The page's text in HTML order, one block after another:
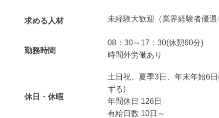
求める人材 未経験大歓迎（業界経験者優
勤務時間
08：30～17：30(休憩60分)
時間外労働あり
休日・休暇
土日祝、夏季3日、年末年始6
ずる)
年間休日 126日
有給日数 10日～